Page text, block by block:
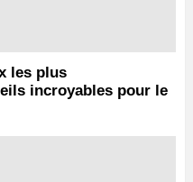
les plus
incroyables pour le